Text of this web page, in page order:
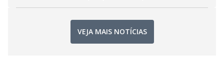
VEJA MAIS NOTÍCIAS